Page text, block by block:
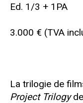
Ed. 1/3 + 1PA
3.000 € (TVA
La trilogie de
Project Trilogy